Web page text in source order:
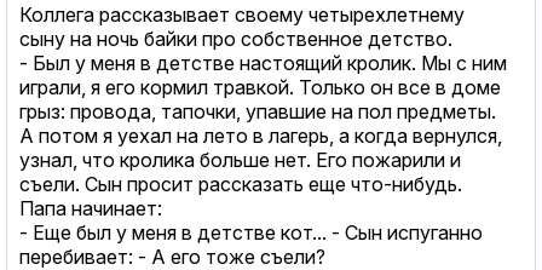
Коллега рассказывает своему четырехлетнему
сыну на ночь байки про собственное детство.
- Был у меня в детстве настоящий кролик. Мы с ним
играли, я его кормил травкой. Только он все в доме
грыз: провода, тапочки, упавшие на пол предметы.
А потом я уехал на лето в лагерь, а когда вернулся,
узнал, что кролика больше нет. Его пожарили и
съели. Сын просит рассказать еще что-нибудь.
Папа начинает:
- Еще был у меня в детстве кот... - Сын испуганно
перебивает: - А его тоже съели?